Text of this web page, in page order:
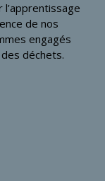
de nos
engagés
déchets.